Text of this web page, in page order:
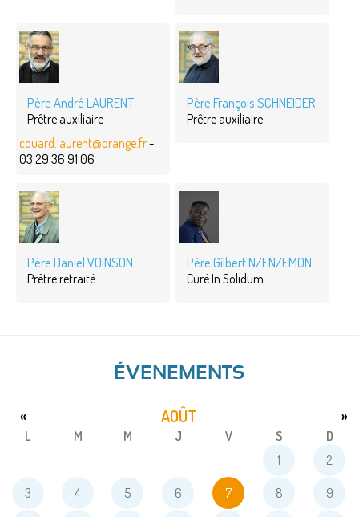
Père André LAURENT
Prêtre auxiliaire
couard.laurent@orange.fr-
03 29 36 91 06
Père François SCHNEIDER
Prêtre auxiliaire
Père Daniel VOINSON
Prêtre retraité
Père Gilbert NZENZEMON
Curé In Solidum
ÉVENEMENTS
AOÛT
« »
L M M J V S
D
1
2
3 4 5 6 7 8 9